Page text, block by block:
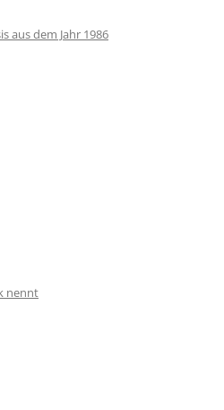
aus dem Jahr 1986
nennt